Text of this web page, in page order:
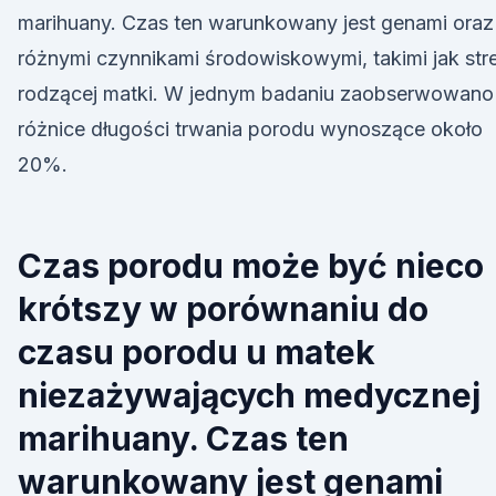
marihuany. Czas ten warunkowany jest genami oraz
różnymi czynnikami środowiskowymi, takimi jak
rodzącej matki. W jednym badaniu zaobserwowano
różnice długości trwania porodu wynoszące około
20%.
Czas porodu może być nieco
krótszy w porównaniu do
czasu porodu u matek
niezażywających medycznej
marihuany. Czas ten
warunkowany jest genami